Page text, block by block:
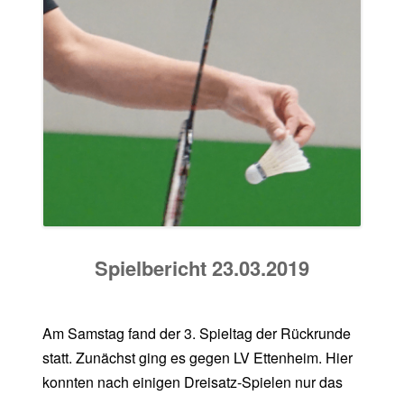
INFOS+KONTAKT
VEREIN
Spielbericht 23.03.2019
Am Samstag fand der 3. Spieltag der Rückrunde
statt. Zunächst ging es gegen LV Ettenheim. Hier
konnten nach einigen Dreisatz-Spielen nur das